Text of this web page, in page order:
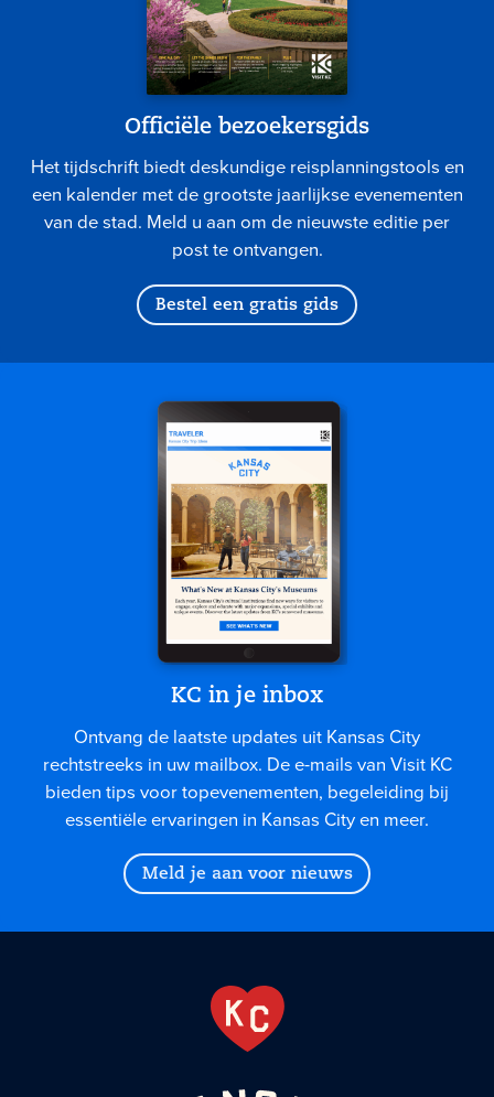
Officiële bezoekersgids
Het tijdschrift biedt deskundige reisplanningstools en
een kalender met de grootste jaarlijkse evenementen
van de stad. Meld u aan om de nieuwste editie per
post te ontvangen.
Bestel een gratis gids
KC in je inbox
Ontvang de laatste updates uit Kansas City
rechtstreeks in uw mailbox. De e-mails van Visit KC
bieden tips voor topevenementen, begeleiding bij
essentiële ervaringen in Kansas City en meer.
Meld je aan voor nieuws